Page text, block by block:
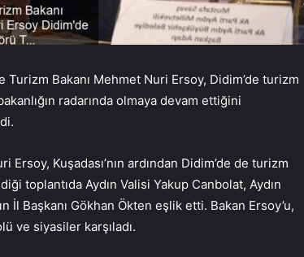
Turizm Bakanı Mehmet Nuri Ersoy, Didim’de turizm
radarında olmaya devam ettiğini
Ersoy, Kuşadası’nın ardından Didim’de de turizm
toplantıda Aydın Valisi Yakup Canbolat, Aydın
İl Başkanı Gökhan Ökten eşlik etti. Bakan Ersoy’u,
ve siyasiler karşıladı.